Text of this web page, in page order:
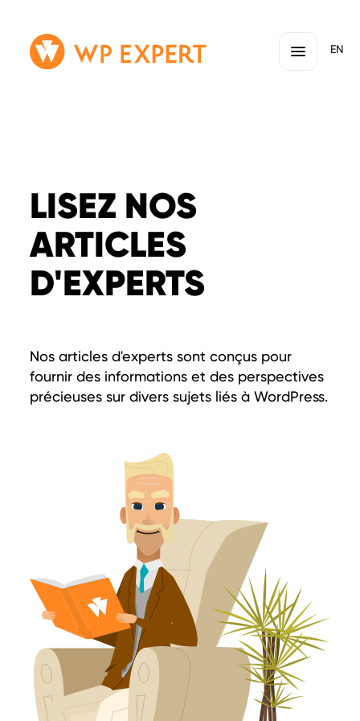
Passer
au
Lien
page
EN
LISEZ NOS
ARTICLES
D'EXPERTS
Nos articles d'experts sont conçus pour
fournir des informations et des perspectives
précieuses sur divers sujets liés à WordPress.